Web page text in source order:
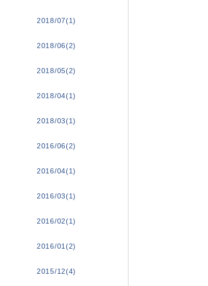
2018/07(1)
2018/06(2)
2018/05(2)
2018/04(1)
2018/03(1)
2016/06(2)
2016/04(1)
2016/03(1)
2016/02(1)
2016/01(2)
2015/12(4)